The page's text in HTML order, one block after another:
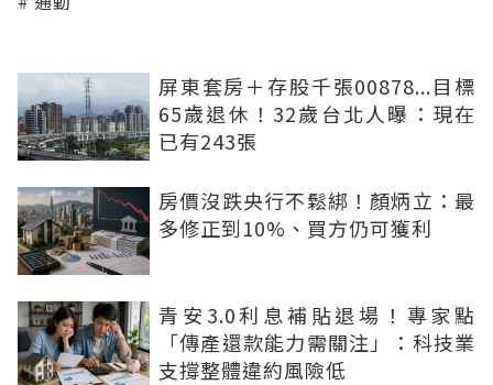
屏東套房＋存股千張00878...目標
65歲退休！32歲台北人曝：現在
已有243張
房價沒跌央行不鬆綁！顏炳立：最
多修正到10%、買方仍可獲利
青安3.0利息補貼退場！專家點
「傳產還款能力需關注」：科技業
支撐整體違約風險低